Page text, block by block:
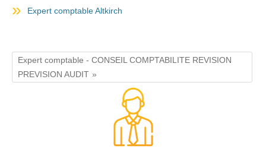
Expert comptable Altkirch
Expert comptable - CONSEIL COMPTABILITE REVISION
PREVISION AUDIT